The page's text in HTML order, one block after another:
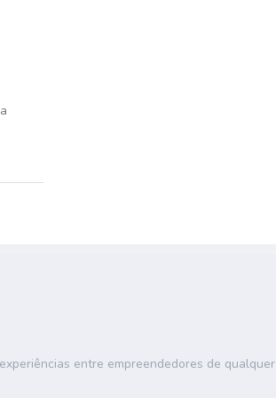
entre empreendedores de qualquer